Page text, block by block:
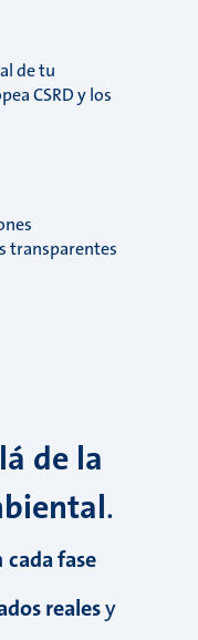
de tu
CSRD y los
transparentes
de la
.
cada fase
realesy